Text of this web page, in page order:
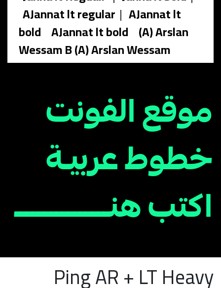
AJannat lt regular | AJannat lt
bold AJannat lt bold (A) Arslan
Wessam B (A) Arslan Wessam
Ping AR + LT Heavy